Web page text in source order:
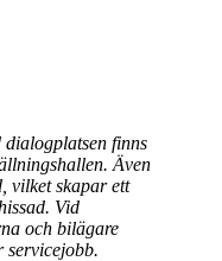
dialogplatsen finns
Även
vilket skapar ett
Vid
och bilägare
servicejobb.